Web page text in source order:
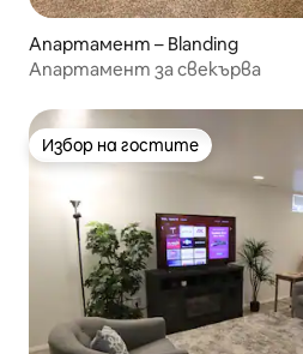
Апартамент – Blanding
Апартамент за свекърва
Избор на гостите
Избор на гостите